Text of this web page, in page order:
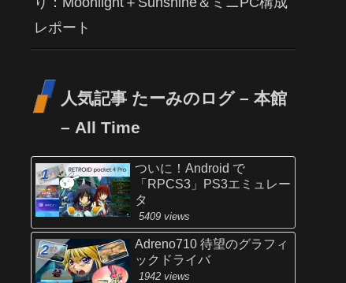
レポート
人気記事 たーみのログ – 本館
– All Time
ついに！Android で
「RPCS3」PS3エミュレー
タ
5409 views
Adreno710 待望のグラフィ
ックドライバ
1942 views